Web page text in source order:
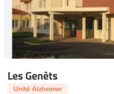
Les Genêts
Unité Alzheimer